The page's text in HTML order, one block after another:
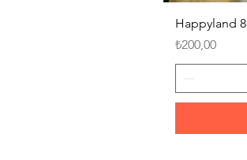
Happyland
Fiyat
₺200,00